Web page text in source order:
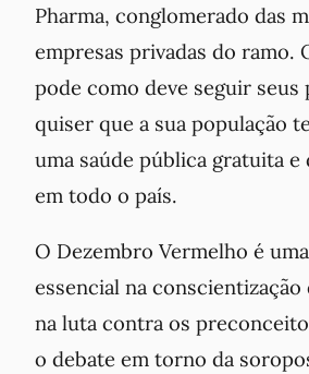
Pharma, conglomerado das
empresas privadas do ramo.
pode como deve seguir seus
quiser que a sua população
uma saúde pública gratuita e
em todo o país.
O Dezembro Vermelho é
essencial na conscientização
na luta contra os
o debate em torno da